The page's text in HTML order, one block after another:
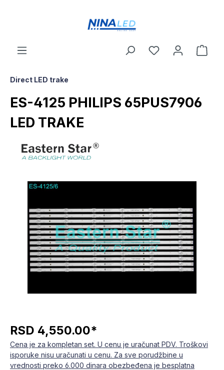
Direct LED trake
ES-4125 PHILIPS 65PUS7906
LED TRAKE
RSD 4,550.00*
Cena je za kompletan set. U cenu je uračunat PDV. Troškovi
isporuke nisu uračunati u cenu. Za sve porudžbine u
vrednosti preko 6.000 dinara obezbeđena je besplatna